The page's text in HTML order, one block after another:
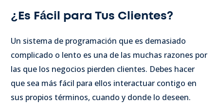
¿Es Fácil para Tus Clientes?
Un sistema de programación que es demasiado
complicado o lento es una de las muchas razones por
las que los negocios pierden clientes. Debes hacer
que sea más fácil para ellos interactuar contigo en
sus propios términos, cuando y donde lo deseen.